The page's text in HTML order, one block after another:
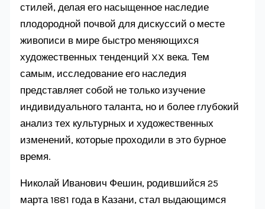
стилей, делая его насыщенное наследие
плодородной почвой для дискуссий о месте
живописи в мире быстро меняющихся
художественных тенденций XX века. Тем
самым, исследование его наследия
представляет собой не только изучение
индивидуального таланта, но и более глубокий
анализ тех культурных и художественных
изменений, которые проходили в это бурное
время.
Николай Иванович Фешин, родившийся 25
марта 1881 года в Казани, стал выдающимся